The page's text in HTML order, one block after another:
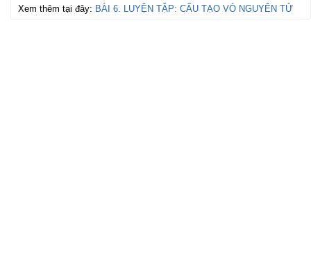
Xem thêm tại đây: BÀI 6. LUYỆN TẬP: CẤU TẠO VỎ NGUYÊN TỬ